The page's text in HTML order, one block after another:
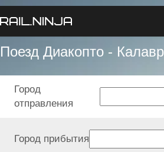
Поезд Диакопто -
Город
отправления
Город прибытия